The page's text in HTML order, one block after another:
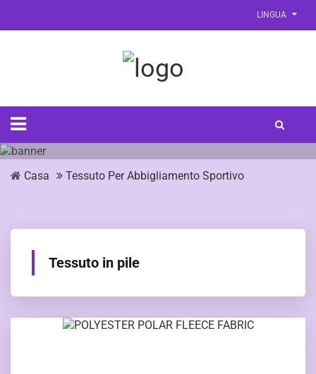
LINGUA
Casa Tessuto Per Abbigliamento Sportivo
Tessuto in pile